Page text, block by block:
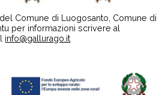
del Comune di Luogosanto, Comune di
per informazioni scrivere al
info@gallurago.it